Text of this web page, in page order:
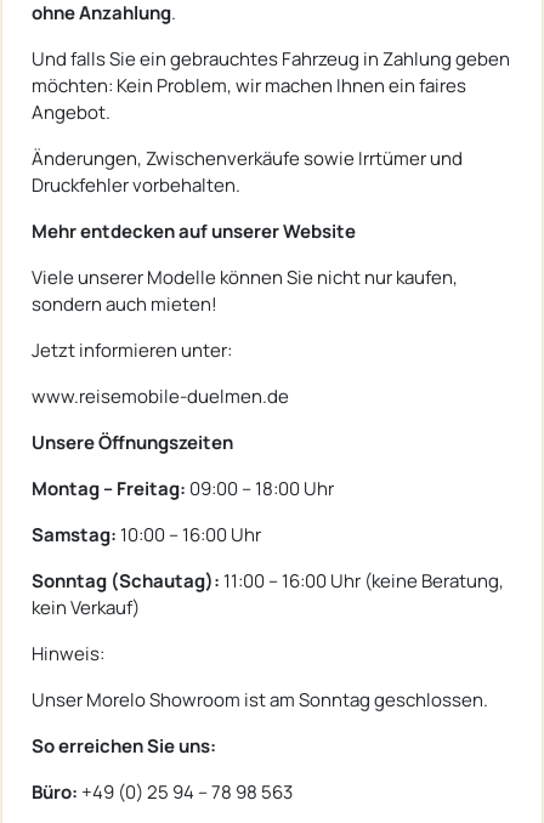
ohne Anzahlung.
Und falls Sie ein gebrauchtes Fahrzeug in Zahlung geben
möchten: Kein Problem, wir machen Ihnen ein faires
Angebot.
Änderungen, Zwischenverkäufe sowie Irrtümer und
Druckfehler vorbehalten.
Mehr entdecken auf unserer Website
Viele unserer Modelle können Sie nicht nur kaufen,
sondern auch mieten!
Jetzt informieren unter:
www.reisemobile-duelmen.de
Unsere Öffnungszeiten
Montag – Freitag: 09:00 – 18:00 Uhr
Samstag: 10:00 – 16:00 Uhr
Sonntag (Schautag): 11:00 – 16:00 Uhr (keine Beratung,
kein Verkauf)
Hinweis:
Unser Morelo Showroom ist am Sonntag geschlossen.
So erreichen Sie uns:
Büro: +49 (0) 25 94 – 78 98 563